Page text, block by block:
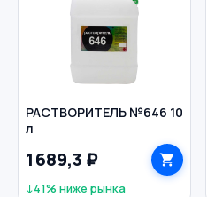
РАСТВОРИТЕЛЬ №646 10
л
1 689,3 ₽
↓41% ниже рынка